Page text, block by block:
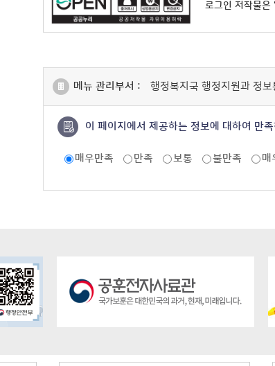
로그인 저작물은
메뉴 관리부서 : 행정복지국 행정지원과 정보
이 페이지에서 제공하는 정보에 대하여 만
매우만족 만족 보통 불만족 매